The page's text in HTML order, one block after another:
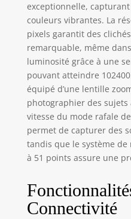
exceptionnelle,
couleurs vibrantes. La
pixels garantit des
remarquable, même
luminosité grâce à une
pouvant atteindre
équipé d’une lentille
photographier des sujets
vitesse du mode rafale
permet de capturer des
tandis que le système
à 51 points assure une
Connectivité